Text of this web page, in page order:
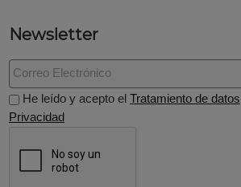
Newsletter
He leído y acepto elTratamiento de datos
Privacidad